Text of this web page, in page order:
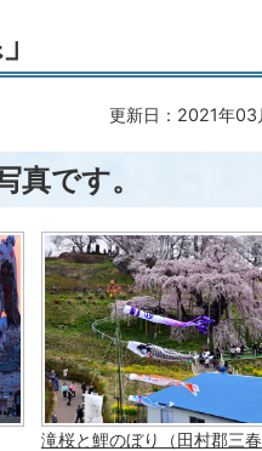
更新日：2021年03
です。
滝桜と鯉のぼり（田村郡三春